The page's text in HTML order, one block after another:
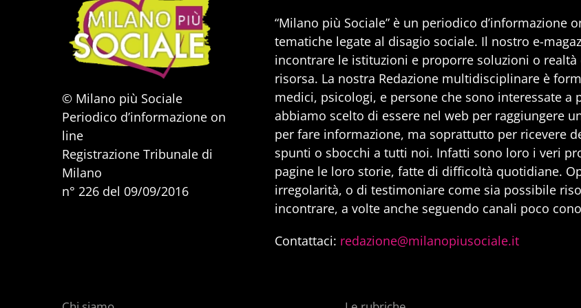
© Milano più Sociale
Periodico d’informazione on
line
Registrazione Tribunale di
Milano
n° 226 del 09/09/2016
“Milano più Sociale” è un periodico d’informazione
tematiche legate al disagio sociale. Il nostro e-
incontrare le istituzioni e proporre soluzioni o
risorsa. La nostra Redazione multidisciplinare è
medici, psicologi, e persone che sono interessate
abbiamo scelto di essere nel web per raggiungere
per fare informazione, ma soprattutto per ricevere
spunti o sbocchi a tutti noi. Infatti sono loro i veri
pagine le loro storie, fatte di difficoltà quotidiane.
irregolarità, o di testimoniare come sia possibile
incontrare, a volte anche seguendo canali poco
Contattaci: redazione@milanopiusociale.it